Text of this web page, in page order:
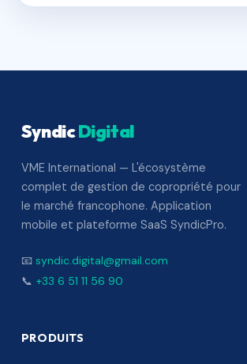
SyndicDigital
VME International — L'écosystème
complet de gestion de copropriété pour
le marché francophone. Application
mobile et plateforme SaaS SyndicPro.
📧 syndic.digital@gmail.com
📞 +33 6 51 11 56 90
PRODUITS